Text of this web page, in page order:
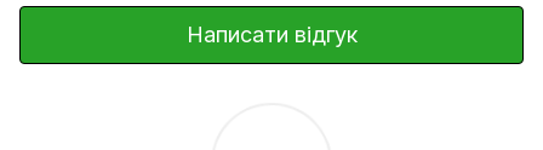
Написати відгук